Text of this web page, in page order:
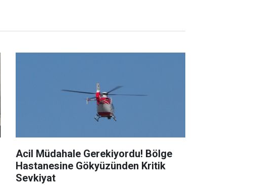
Acil Müdahale Gerekiyordu! Bölge
Hastanesine Gökyüzünden Kritik
Sevkiyat